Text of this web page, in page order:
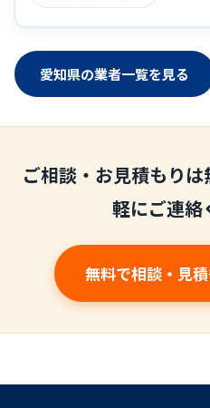
愛知県の業者一覧を見る
ご相談・お見積もり
軽にご連絡
無料で相談・見